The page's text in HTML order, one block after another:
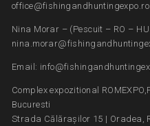
office@fishingandhuntingexpo.ro
Nina Morar – (Pescuit – RO –
Email:
Complex expozitional
Bucuresti
Strada Călărașilor 15 | Oradea,